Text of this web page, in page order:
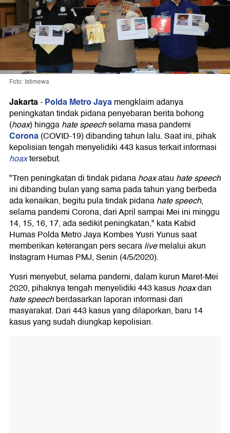
Foto: Istimewa
Jakarta-Polda Metro Jayamengklaim adanya
peningkatan tindak pidana penyebaran berita bohong
(hoax) hinggahate speechselama masa pandemi
Corona(COVID-19) dibanding tahun lalu. Saat ini, pihak
kepolisian tengah menyelidiki 443 kasus terkait informasi
hoaxtersebut.
"Tren peningkatan di tindak pidanahoaxatau hate speech
ini dibanding bulan yang sama pada tahun yang berbeda
ada kenaikan, begitu pula tindak pidanahate speech,
selama pandemi Corona, dari April sampai Mei ini minggu
14, 15, 16, 17, ada sedikit peningkatan," kata Kabid
Humas Polda Metro Jaya Kombes Yusri Yunus saat
memberikan keterangan pers secaralivemelalui akun
Instagram Humas PMJ, Senin (4/5/2020).
Yusri menyebut, selama pandemi, dalam kurun Maret-Mei
2020, pihaknya tengah menyelidiki 443 kasushoaxdan
hate speechberdasarkan laporan informasi dari
masyarakat. Dari 443 kasus yang dilaporkan, baru 14
kasus yang sudah diungkap kepolisian.